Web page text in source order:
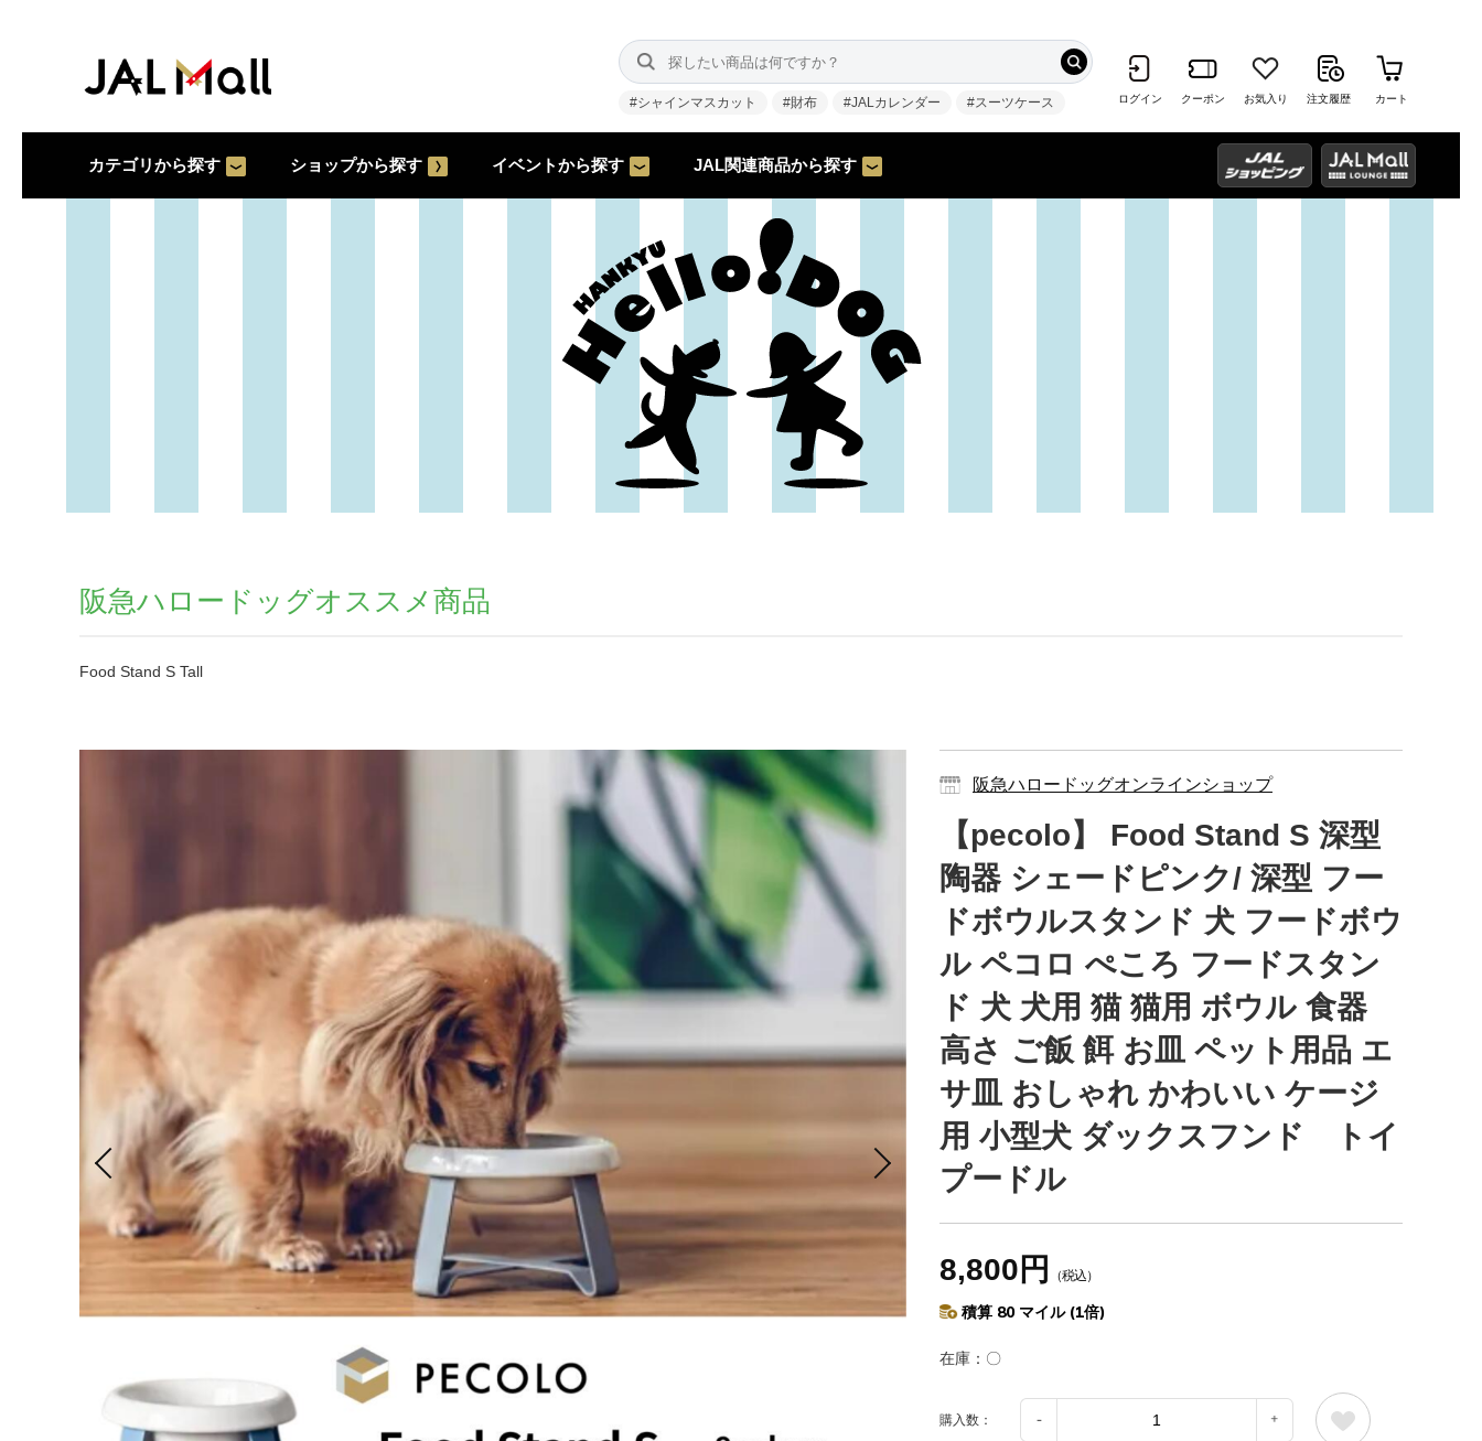
#シャインマスカット #財布 #JALカレンダー #スーツケース ログイン クーポン お気入り 注文履歴 カート
カテゴリから探す ショップから探す イベントから探す JAL関連商品から探す
阪急ハロードッグオススメ商品
Food Stand S Tall
阪急ハロードッグオンラインショップ
【pecolo】 Food Stand S 深型
陶器 シェードピンク/ 深型 フー
ドボウルスタンド 犬 フードボウ
ル ペコロ ぺころ フードスタン
ド 犬 犬用 猫 猫用 ボウル 食器
高さ ご飯 餌 お皿 ペット用品 エ
サ皿 おしゃれ かわいい ケージ
用 小型犬 ダックスフンド トイ
プードル
8,800円 （税込）
積算 80 マイル (1倍)
在庫 〇
購入数：